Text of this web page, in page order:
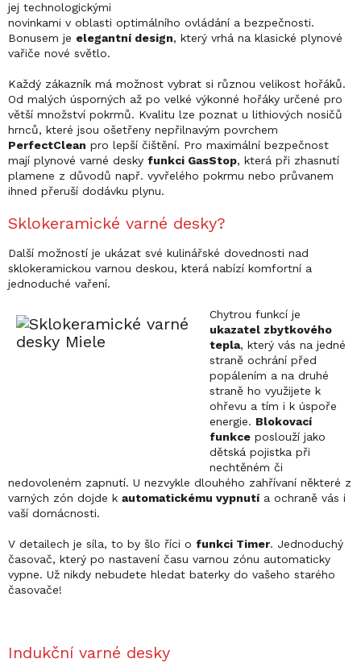
jej technologickými
novinkami v oblasti optimálního ovládání a bezpečnosti.
Bonusem je elegantní design, který vrhá na klasické plynové
vařiče nové světlo.
Každý zákazník má možnost vybrat si různou velikost hořáků.
Od malých úsporných až po velké výkonné hořáky určené pro
větší množství pokrmů. Kvalitu lze poznat u lithiových nosičů
hrnců, které jsou ošetřeny nepřilnavým povrchem
PerfectClean pro lepší čištění. Pro maximální bezpečnost
mají plynové varné desky funkci GasStop, která při zhasnutí
plamene z důvodů např. vyvřelého pokrmu nebo průvanem
ihned přeruší dodávku plynu.
Sklokeramické varné desky?
Další možností je ukázat své kulinářské dovednosti nad
sklokeramickou varnou deskou, která nabízí komfortní a
jednoduché vaření.
Chytrou funkcí je
ukazatel zbytkového
tepla, který vás na jedné
straně ochrání před
popálením a na druhé
straně ho využijete k
ohřevu a tím i k úspoře
energie. Blokovací
funkce poslouží jako
dětská pojistka při
nechtěném či
nedovoleném zapnutí. U nezvykle dlouhého zahřívaní některé z
varných zón dojde k automatickému vypnutí a ochraně vás i
vaší domácnosti.
V detailech je síla, to by šlo říci o funkci Timer. Jednoduchý
časovač, který po nastavení času varnou zónu automaticky
vypne. Už nikdy nebudete hledat baterky do vašeho starého
časovače!
Indukční varné desky